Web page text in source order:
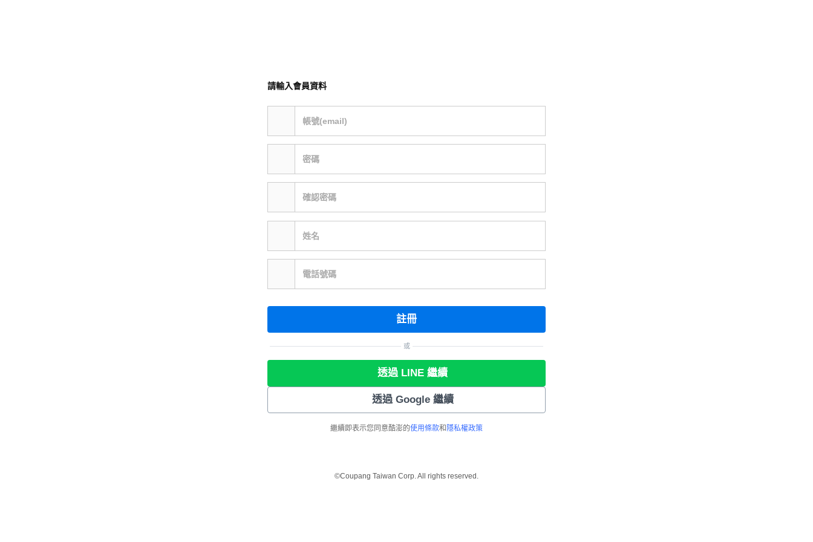
請輸入會員資料
帳號(email)
密碼
確認密碼
姓名
電話號碼
註冊
或
透過 LINE 繼續
透過 Google 繼續
繼續即表示您同意酷澎的使用條款和 隱私權政策
©Coupang Taiwan Corp. All rights reserved.